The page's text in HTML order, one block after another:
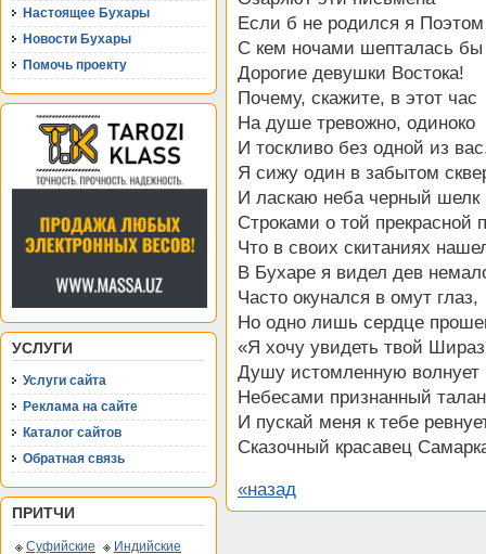
Настоящее Бухары
Новости Бухары
Помочь проекту
УСЛУГИ
Услуги сайта
Реклама на сайте
Каталог сайтов
Обратная связь
ПРИТЧИ
Суфийские
Индийские
Если б не родился я Поэтом
С кем ночами шепталась бы
Дорогие девушки Востока!
Почему, скажите, в этот час
На душе тревожно, одиноко
И тоскливо без одной из
Я сижу один в забытом
И ласкаю неба черный шелк
Строками о той прекрасной
Что в своих скитаниях
В Бухаре я видел дев
Часто окунался в омут глаз,
Но одно лишь сердце
«Я хочу увидеть твой
Душу истомленную волнует
Небесами признанный
И пускай меня к тебе
Сказочный красавец
«назад